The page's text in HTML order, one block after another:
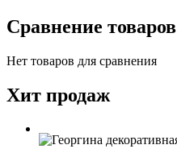
Сравнение товаров
Нет товаров для сравнения
Хит продаж